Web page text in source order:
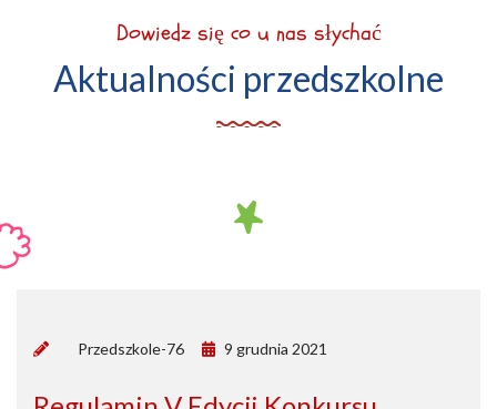
Dowiedz się co u nas słychać
Aktualności przedszkolne
Przedszkole-76 9 grudnia 2021